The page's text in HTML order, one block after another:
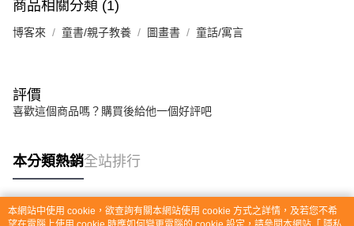
商品相關分類 (1)
博客來 童書/親子教養 圖畫書 童話/寓言
評價
喜歡這個商品嗎？購買後給他一個好評吧
本分類熱銷全站排行
熱門標籤
本網站中使用 cookie，欲查詢有關本網站使用 cookie 方式之詳情，及若您不希